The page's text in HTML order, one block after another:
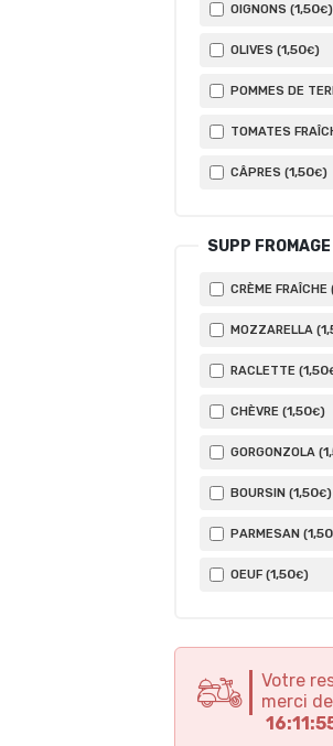
OIGNONS (1,50€)
OLIVES (1,50€)
POMMES DE
TOMATES
CÂPRES (1,50€)
SUPP FROMAGE
CRÈME FRAÎCHE
MOZZARELLA (1
RACLETTE (1,50
CHÈVRE (1,50€)
GORGONZOLA (1
BOURSIN (1,50€)
PARMESAN (1,50
OEUF (1,50€)
Votre
merci